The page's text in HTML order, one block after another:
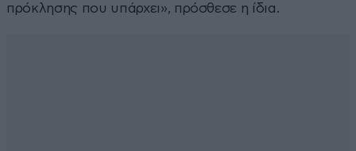
πρόκλησης που υπάρχει», πρόσθεσε η ίδια.